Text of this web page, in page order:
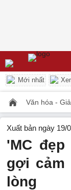
Mới nhất
Văn hóa -
Xuất bản ngày 19/
'MC
gợi cảm
lòng